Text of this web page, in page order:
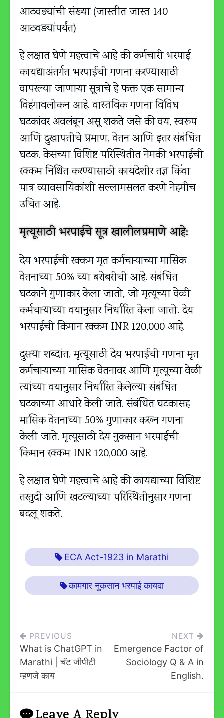
आठवड्यांची संख्या (जास्तीत जास्त 140
आठवड्यांपर्यंत)
हे लक्षात घेणे महत्त्वाचे आहे की कर्मचारी भरपाई
कायद्याअंतर्गत भरपाईची गणना करण्यासाठी
वापरल्या जाणार्‍या सूत्राचे हे फक्त एक सामान्य
विहंगावलोकन आहे. वास्तविक गणना विविध
घटकांवर अवलंबून असू शकते जसे की वय, स्वरूप
आणि दुखापतीचे प्रमाण, वेतन आणि इतर संबंधित
घटक. केसच्या विशिष्ट परिस्थितीत नेमकी भरपाईची
रक्कम निश्चित करण्यासाठी कायदेशीर तज्ञ किंवा
पात्र व्यावसायिकांशी सल्लामसलत करणे नेहमीच
उचित आहे.
मृत्यूसाठी भरपाईचे सूत्र खालीलप्रमाणे आहे:
देय भरपाईची रक्कम मृत कर्मचाऱ्याच्या मासिक
वेतनाच्या 50% च्या बरोबरीची आहे. संबंधित
घटकाने गुणाकार केला जातो, जो मृत्यूच्या वेळी
कर्मचाऱ्याच्या वयानुसार निर्धारित केला जातो. देय
भरपाईची किमान रक्कम INR 120,000 आहे.
दुसऱ्या शब्दांत, मृत्यूसाठी देय भरपाईची गणना मृत
कर्मचाऱ्याच्या मासिक वेतनावर आणि मृत्यूच्या वेळी
त्यांच्या वयानुसार निर्धारित केलेल्या संबंधित
घटकाच्या आधारे केली जाते. संबंधित घटकासह
मासिक वेतनाच्या 50% गुणाकार करून गणना
केली जाते. मृत्यूसाठी देय नुकसान भरपाईची
किमान रक्कम INR 120,000 आहे.
हे लक्षात घेणे महत्त्वाचे आहे की कायद्याच्या विशिष्ट
तरतुदी आणि खटल्याच्या परिस्थितीनुसार गणना
बदलू शकते.
ECA Act-1923 in Marathi
कामगार नुकसान भरपाई कायदा
Post
Navigation
PREVIOUS
What is ChatGPT in
Marathi | चॅट जीपीटी
म्हणजे काय
NEXT
Emergence Factor of
Sociology Q & A in
English.